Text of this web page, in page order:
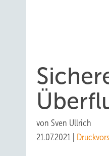
von Sven Ullrich
21.07.2021